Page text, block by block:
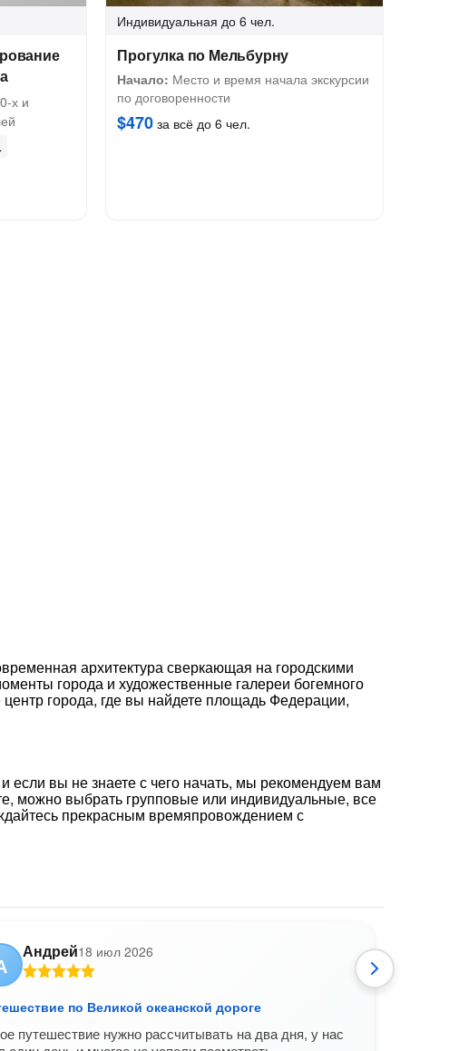
х и
Индивидуальная до 6 чел.
Прогулка по Мельбурну
Начало: Место и время начала экскурсии
по договоренности
$470 за всё до 6 чел.
архитектура сверкающая на городскими
города и художественные галереи богемного
города, где вы найдете площадь Федерации,
если вы не знаете с чего начать, мы рекомендуем вам
можно выбрать групповые или индивидуальные, все
прекрасным времяпровождением с
Андрей18 июл 2026
по Великой океанской дороге
путешествие нужно рассчитывать на два дня, у нас